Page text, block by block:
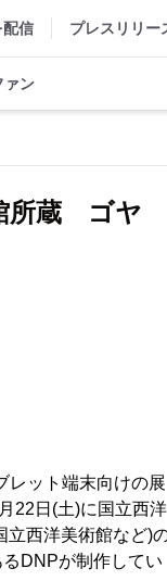
配信 プレスリリー
ァン
所蔵 ゴヤ
ット端末向けの展
22日(土)に国立西洋
西洋美術館など)
DNPが制作してい